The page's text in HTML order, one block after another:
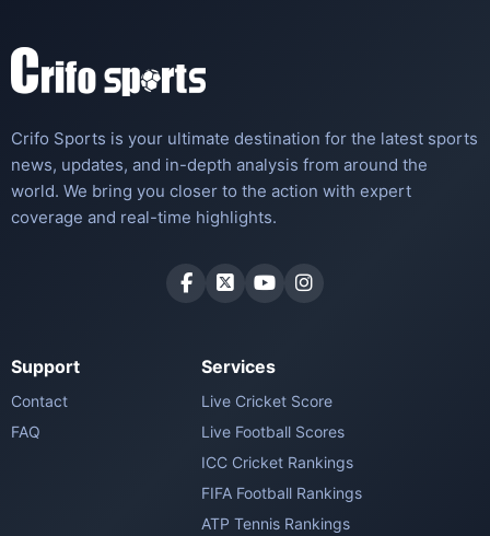
Crifo Sports is your ultimate destination for the latest sports
news, updates, and in-depth analysis from around the
world. We bring you closer to the action with expert
coverage and real-time highlights.
Support
Contact
FAQ
Services
Live Cricket Score
Live Football Scores
ICC Cricket Rankings
FIFA Football Rankings
ATP Tennis Rankings